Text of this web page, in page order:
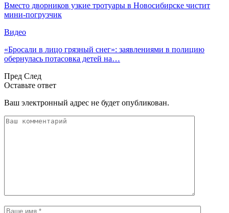
Вместо дворников узкие тротуары в Новосибирске чистит
мини-погрузчик
Видео
«Бросали в лицо грязный снег»: заявлениями в полицию
обернулась потасовка детей на…
Пред След
Оставьте ответ
Ваш электронный адрес не будет опубликован.